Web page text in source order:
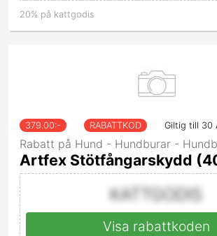
20% på kattgodis
379.00:- RABATTKOD Giltig till 30
Rabatt på Hund - Hundburar -
Artfex Stötfångarskydd
KATTGODIS
Visa rabattkoden